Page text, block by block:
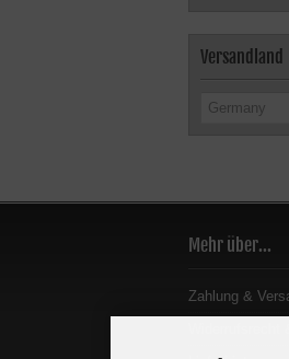
Versandland
Mehr über...
Zahlung &